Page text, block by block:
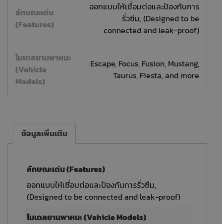
ลักษณะเด่น
(Features)
ออกแบบให้เชื่อมต่อและป้องกันการ
รั่วซึม, (Designed to be
connected and leak-proof)
โมเดลยานพาหนะ
(Vehicle
Models)
Escape, Focus, Fusion, Mustang,
Taurus, Fiesta, and more
ข้อมูลเพิ่มเติม
ลักษณะเด่น (Features)
ออกแบบให้เชื่อมต่อและป้องกันการรั่วซึม,
(Designed to be connected and leak-proof)
โมเดลยานพาหนะ (Vehicle Models)